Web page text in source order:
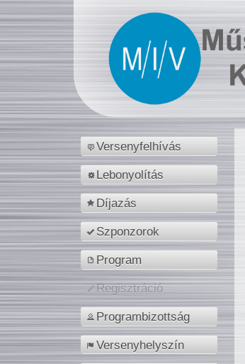
Versenyfelhívás
Lebonyolítás
Díjazás
Szponzorok
Program
Regisztráció
Programbizottság
Versenyhelyszín